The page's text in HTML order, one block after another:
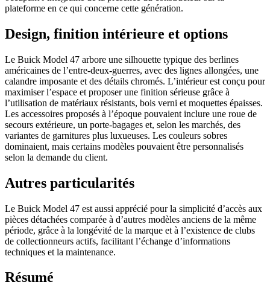
plateforme en ce qui concerne cette génération.
Design, finition intérieure et options
Le Buick Model 47 arbore une silhouette typique des berlines
américaines de l’entre-deux-guerres, avec des lignes allongées, une
calandre imposante et des détails chromés. L’intérieur est conçu pour
maximiser l’espace et proposer une finition sérieuse grâce à
l’utilisation de matériaux résistants, bois verni et moquettes épaisses.
Les accessoires proposés à l’époque pouvaient inclure une roue de
secours extérieure, un porte-bagages et, selon les marchés, des
variantes de garnitures plus luxueuses. Les couleurs sobres
dominaient, mais certains modèles pouvaient être personnalisés
selon la demande du client.
Autres particularités
Le Buick Model 47 est aussi apprécié pour la simplicité d’accès aux
pièces détachées comparée à d’autres modèles anciens de la même
période, grâce à la longévité de la marque et à l’existence de clubs
de collectionneurs actifs, facilitant l’échange d’informations
techniques et la maintenance.
Résumé